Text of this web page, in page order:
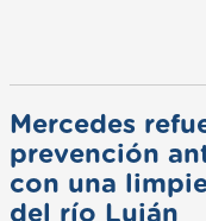
Mercedes
prevención
con una
del río Luján